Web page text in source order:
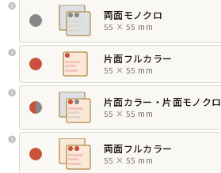
両面モノクロ
55 × 55 mm
片面フルカラー
55 × 55 mm
片面カラー・片面モノクロ
55 × 55 mm
両面フルカラー
55 × 55 mm